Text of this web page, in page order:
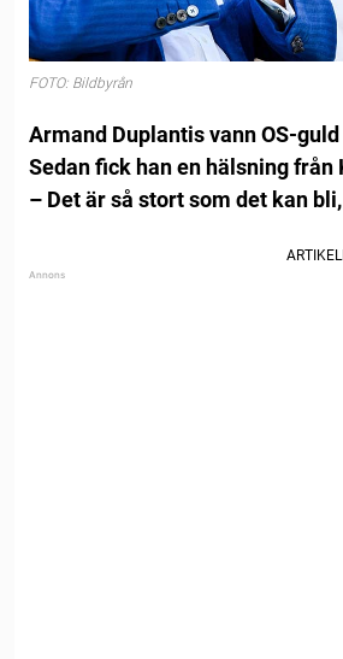
FOTO: Bildbyrån
Armand Duplantis vann OS-
Sedan fick han en hälsning
– Det är så stort som det kan